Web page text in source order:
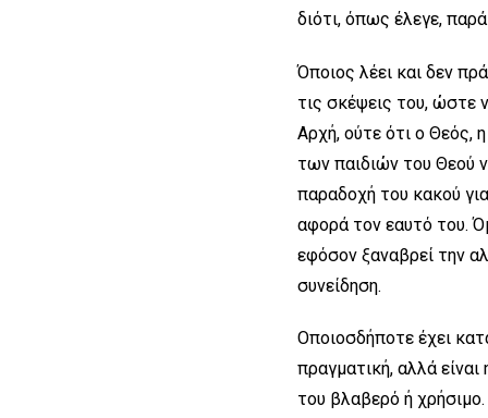
διότι, όπως έλεγε,
Όποιος λέει και δεν
τις σκέψεις του, ώστε
Αρχή, ούτε ότι ο Θεός,
των παιδιών του Θεού
παραδοχή του κακού
αφορά τον εαυτό του.
εφόσον ξαναβρεί την
συνείδηση.
Οποιοσδήποτε έχει
πραγματική, αλλά
του βλαβερό ή